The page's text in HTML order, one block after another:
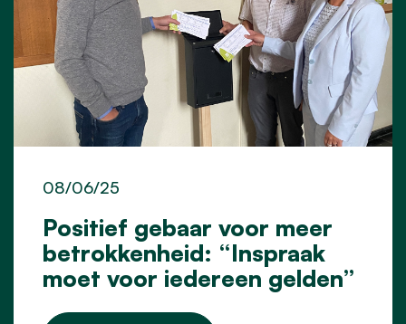
Positief gebaar voor meer
betrokkenheid: “Inspraak
moet voor iedereen gelden”
08/06/25